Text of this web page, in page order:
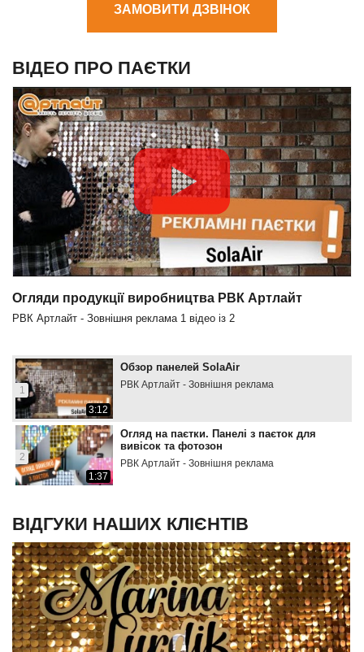
ЗАМОВИТИ ДЗВІНОК
ВІДЕО ПРО ПАЄТКИ
Огляди продукції виробництва РВК Артлайт
РВК Артлайт - Зовнішня реклама 1 відео із 2
1
3:12
Обзор панелей SolaAir
РВК Артлайт - Зовнішня реклама
2
1:37
Огляд на паєтки. Панелі з паєток для
вивісок та фотозон
РВК Артлайт - Зовнішня реклама
ВІДГУКИ НАШИХ КЛІЄНТІВ